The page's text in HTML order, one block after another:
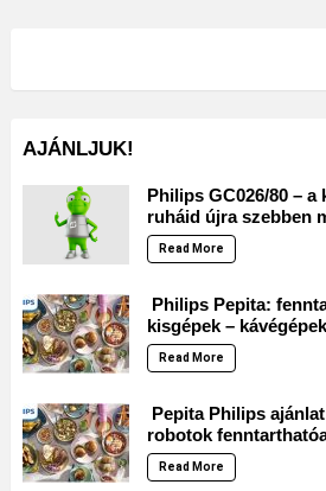
AJÁNLJUK!
Philips GC026/80 –
ruháid újra szebben
Read More
Philips Pepita:
kisgépek –
Read More
Pepita Philips
robotok
Read More